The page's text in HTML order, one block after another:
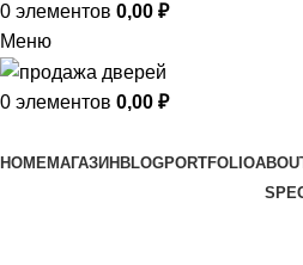
0 элементов 0,00 ₽
Меню
0 элементов 0,00 ₽
HOMEМАГАЗИН BLOGPORTFOLIO